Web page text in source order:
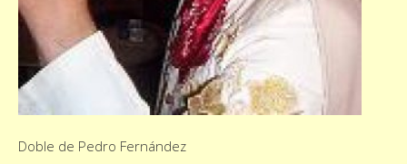
Doble de Pedro Fernández